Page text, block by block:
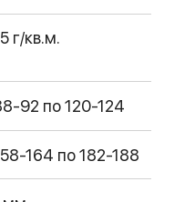
г/кв.м.
92 по 120-124
164 по 182-188